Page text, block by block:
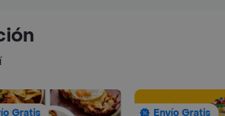
Gratis Envío Gratis